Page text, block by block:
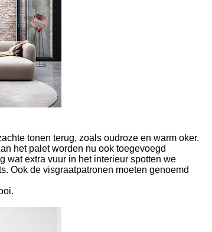
tonen terug, zoals oudroze en warm oker.
het palet worden nu ook toegevoegd
wat extra vuur in het interieur spotten we
Ook de visgraatpatronen moeten genoemd